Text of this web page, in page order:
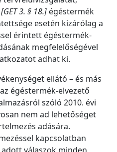
[GET 3. § 18.] égéstermék
esetén kizárólag a
érintett égéstermék-
megfelelőségével
adhat ki.
ellátó – és más
égéstermék-elvezető
szóló 2010. évi
nem ad lehetőséget
adására.
kapcsolatban